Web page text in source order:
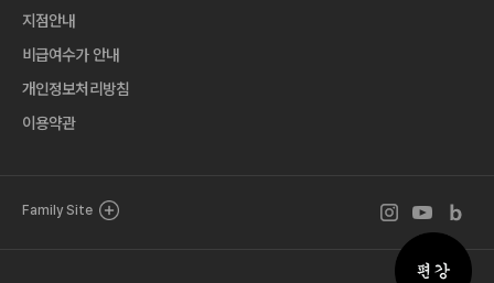
지점안내
비급여수가 안내
개인정보처리방침
이용약관
Family Site 인스타그램 바로
유튜브 바로
블로그